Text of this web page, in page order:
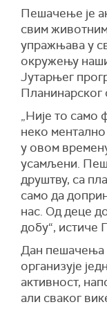
Пешачење је
свим
упражњава у
окружењу
Јутарњег
Планинарског
„Није то само
неко ментално
у овом
усамљени.
друштву, са
само да
нас. Од деце
добу“, истиче
Дан пешачења
организује
активност,
али сваког